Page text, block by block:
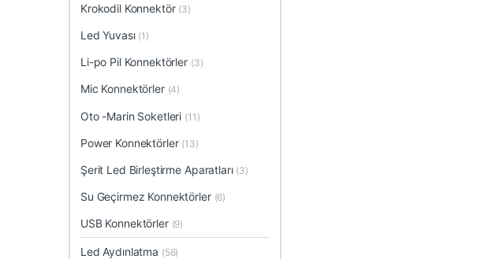
Krokodil Konnektör (3)
Led Yuvası (1)
Li-po Pil Konnektörler (3)
Mic Konnektörler (4)
Oto -Marin Soketleri (11)
Power Konnektörler (13)
Şerit Led Birleştirme Aparatları (3)
Su Geçirmez Konnektörler (6)
USB Konnektörler (9)
Led Aydınlatma (56)